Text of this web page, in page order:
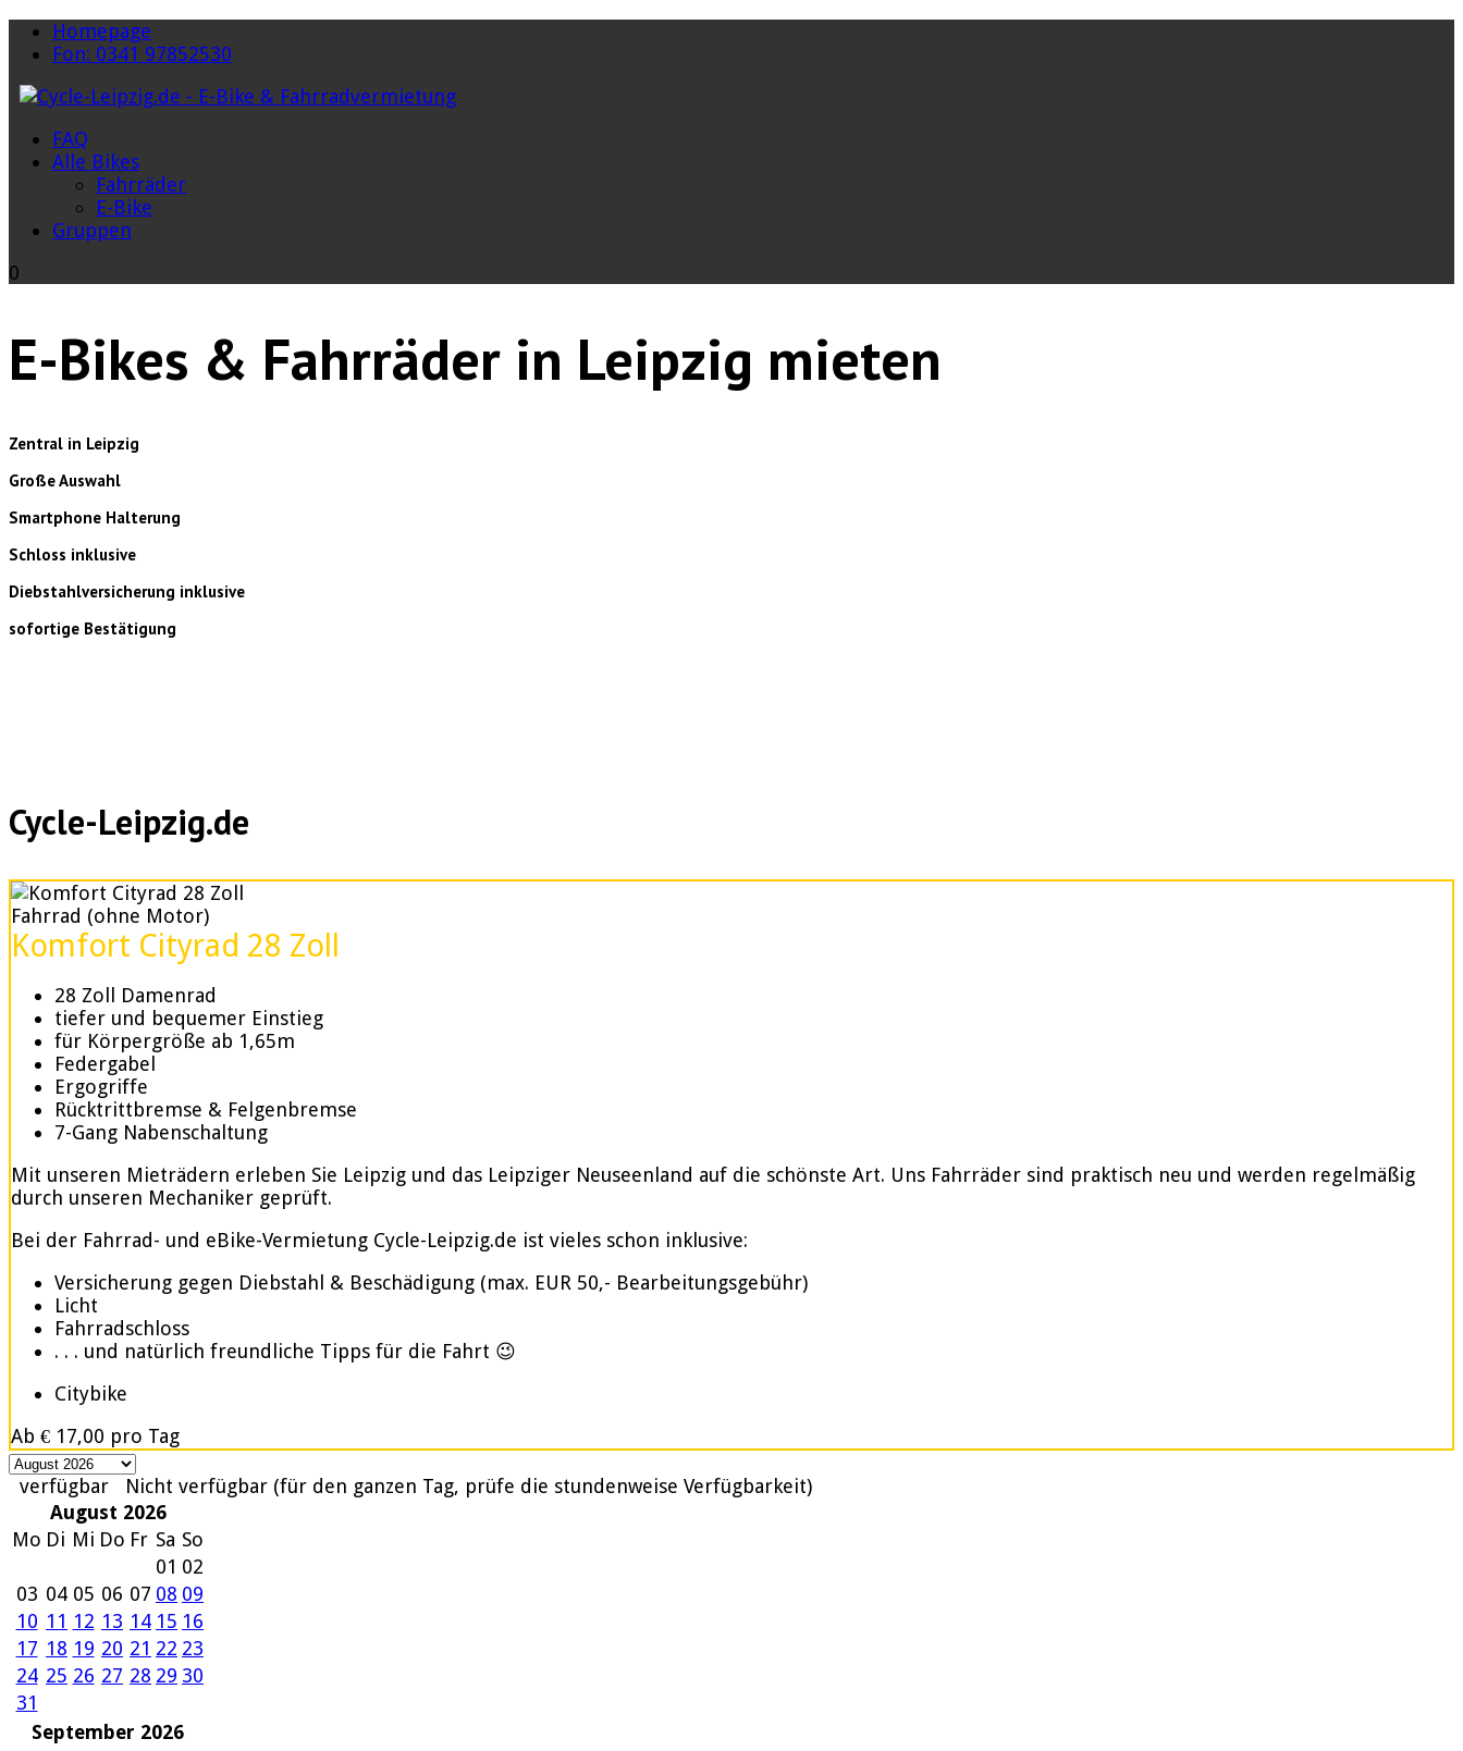
Homepage
Fon: 0341 97852530
FAQ
Alle Bikes
Fahrräder
E-Bike
Gruppen
0
E-Bikes & Fahrräder in Leipzig mieten
Zentral in Leipzig
Große Auswahl
Smartphone Halterung
Schloss inklusive
Diebstahlversicherung inklusive
sofortige Bestätigung
Cycle-Leipzig.de
Fahrrad (ohne Motor)
Komfort Cityrad 28 Zoll
28 Zoll Damenrad
tiefer und bequemer Einstieg
für Körpergröße ab 1,65m
Federgabel
Ergogriffe
Rücktrittbremse & Felgenbremse
7-Gang Nabenschaltung
Mit unseren Mieträdern erleben Sie Leipzig und das Leipziger Neuseenland auf die schönste Art. Uns Fahrräder sind praktisch neu und werden regelmäßig
durch unseren Mechaniker geprüft.
Bei der Fahrrad- und eBike-Vermietung Cycle-Leipzig.de ist vieles schon inklusive:
Versicherung gegen Diebstahl & Beschädigung (max. EUR 50,- Bearbeitungsgebühr)
Licht
Fahrradschloss
. . . und natürlich freundliche Tipps für die Fahrt 😉
Citybike
Ab € 17,00 pro Tag
verfügbar
Nicht verfügbar (für den ganzen Tag, prüfe die stundenweise Verfügbarkeit)
August 2026
Mo Di Mi Do Fr Sa So
01 02
03 04 05 06 07 08 09
10 11 12 13 14 15 16
17 18 19 20 21 22 23
24 25 26 27 28 29 30
31
September 2026